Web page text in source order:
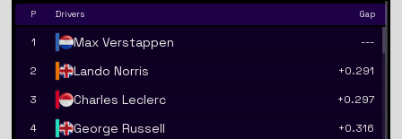
P Drivers Gap
1 Max Verstappen
---
2
Lando Norris
+0.291
3
Charles Leclerc
+0.297
4
George Russell
+0.316